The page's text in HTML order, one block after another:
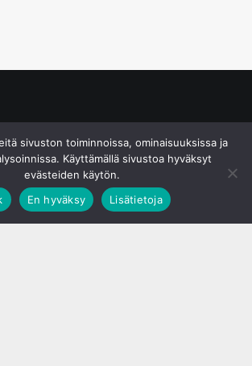
sivuston toiminnoissa, ominaisuuksissa ja
Käyttämällä sivustoa hyväksyt
evästeiden käytön.
En hyväksy Lisätietoja